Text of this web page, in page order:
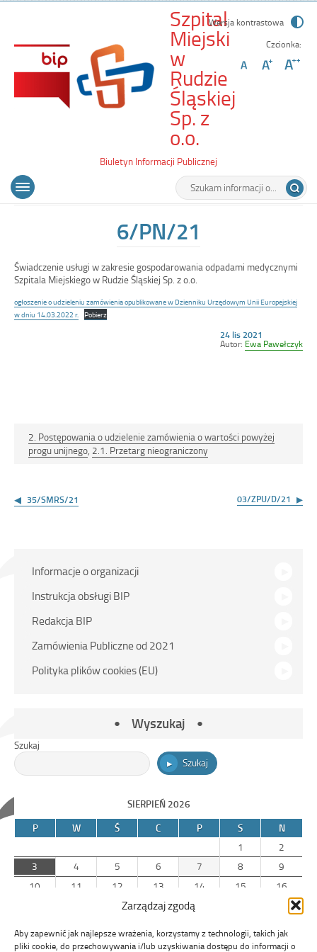
Zarządzaj zgodą
Aby zapewnić jak najlepsze wrażenia, korzystamy z technologii, takich jak
pliki cookie, do przechowywania i/lub uzyskiwania dostępu do informacji o
Szpital
Miejski
w
Rudzie
Śląskiej
Sp. z
o.o.
6/PN/21
Biuletyn Informacji Publicznej
Wersja kontrastowa
Czcionka:
Wyszukiwarka
Tutaj
wpisz
Menu
główne
Otwórz
6/PN/21
Świadczenie usługi w zakresie gospodarowania odpadami medycznymi
Szpitala Miejskiego w Rudzie Śląskiej Sp. z o.o.
ogłoszenie o udzieleniu zamówienia opublikowane w Dzienniku Urzędowym Unii Europejskiej
w dniu 14.03.2022 r. Pobierz
Opublikowano
w
24 lis 2021
Autor: Ewa Pawełczyk
2. Postępowania o udzielenie zamówienia o wartości powyżej
progu unijnego, 2.1. Przetarg nieograniczony
wpisu
35/SMRS/21 03/ZPU/D/21
Menu
główne
Informacje o organizacji
Instrukcja obsługi BIP
Redakcja BIP
Zamówienia Publiczne od 2021
Polityka plików cookies (EU)
Wyszukaj
Szukaj
Szukaj
SIERPIEŃ 2026
P
W Ś C P S
N
1
2
3
4 5 6 7 8
9
10
11 12 13 14 15
16
19 20 21
31